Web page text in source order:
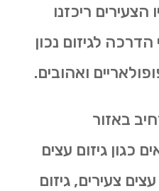
ריכזנו
לגיזום נכון
ואהובים.
באזור
כגון גיזום עצים
צעירים, גיזום